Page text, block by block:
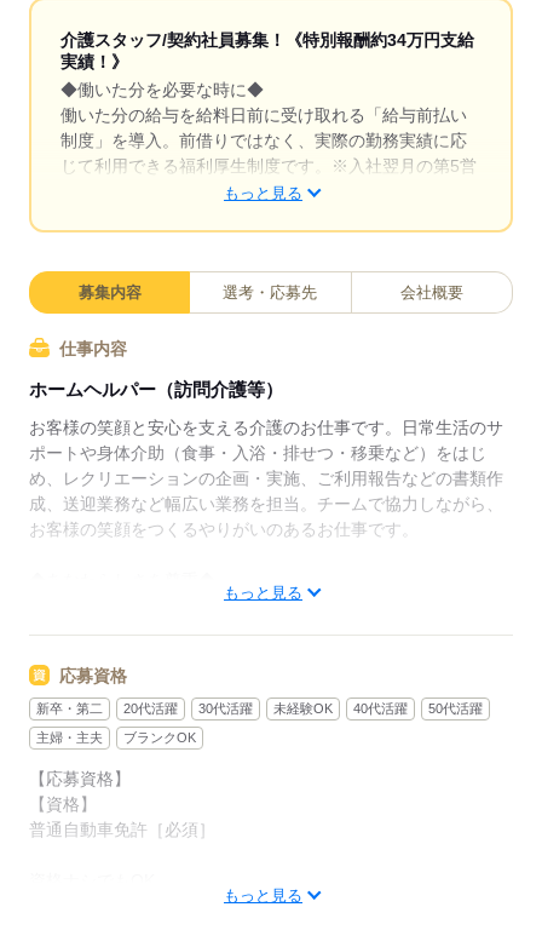
介護スタッフ/契約社員募集！《特別報酬約34万円支給
実績！》
◆働いた分を必要な時に◆
働いた分の給与を給料日前に受け取れる「給与前払い
制度」を導入。前借りではなく、実際の勤務実績に応
じて利用できる福利厚生制度です。※入社翌月の第5営
お客様が楽しめるレクリエーションや季節のイベン
ト、ゲームなどを自分で企画・実施できます。アイデ
アを活かして「笑顔になれる瞬間」をたくさん作れる
のが魅力。お客様から「楽しかった」「またやりた
企画好きな方にもピッタリです。
◆フォローアップ体制万全◆
そよ風では充実したフォローアップ体制を整えていま
す。経験や年齢、職種に関わらず、OJT制度で先輩ス
タッフが丁寧に指導。定期的な面談やフォロー研修も
しっかりサポート。長く安心して働ける環境です。
もっと見る
募集内容 選考・応募先 会社概要
仕事内容
ホームヘルパー（訪問介護等）
お客様の笑顔と安心を支える介護のお仕事です。日常生活のサ
ポートや身体介助（食事・入浴・排せつ・移乗など）をはじ
め、レクリエーションの企画・実施、ご利用報告などの書類作
成、送迎業務など幅広い業務を担当。チームで協力しながら、
お客様の笑顔をつくるやりがいのあるお仕事です。
髪色・髪型・ネイル・ヒゲは原則自由（社内規定あり）。社員
一人ひとりの個性や価値観を大切にするため、身だしなみルー
いスタイルで無理なく働ける環境です。
もっと見る
応募資格
新卒・第二 20代活躍 30代活躍 未経験OK 40代活躍
50代活躍
主婦・主夫
ブランクOK
【応募資格】
【資格】
普通自動車免許［必須］
初任者研修（ヘルパー2級）
もっと見る